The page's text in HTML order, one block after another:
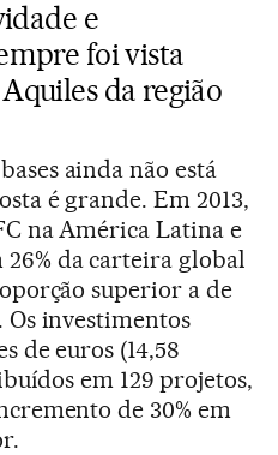
e
foi vista
da região
ainda não está
é grande. Em 2013,
na América Latina e
da carteira global
superior a de
investimentos
de euros (14,58
em 129 projetos,
de 30% em